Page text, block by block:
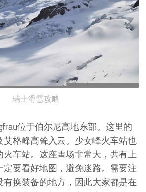
瑞士滑雪攻略
位于伯尔尼高地东部。这里的
艾格峰高耸入云。少女峰火车站也
火车站。这座雪场非常大，共有上
定要看好地图，避免迷路。需要注
有换装备的地方，因此大家都是在